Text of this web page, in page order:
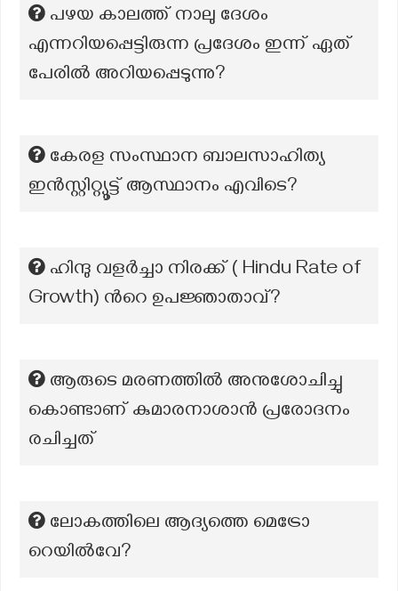
പഴയ കാലത്ത് നാലു ദേശം
എന്നറിയപ്പെട്ടിരുന്ന പ്രദേശം ഇന്ന് ഏത്
പേരിൽ അറിയപ്പെടുന്നു?
കേരള സംസ്ഥാന ബാലസാഹിത്യ
ഇൻസ്റ്റിറ്റ്യൂട്ട് ആസ്ഥാനം എവിടെ?
ഹിന്ദു വളർച്ചാ നിരക്ക് ( Hindu Rate of
Growth) ന്‍റെ ഉപജ്ഞാതാവ്?
ആരുടെ മരണത്തിൽ അനുശോചിച്ചു
കൊണ്ടാണ് കുമാരനാശാൻ പ്രരോദനം
രചിച്ചത്
ലോകത്തിലെ ആദ്യത്തെ മെട്രോ
റെയിൽവേ?